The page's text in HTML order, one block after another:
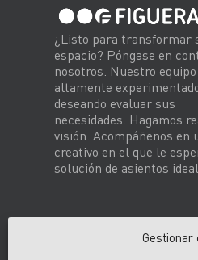
Gestionar
¿Listo para transformar
espacio? Póngase en
nosotros. Nuestro equipo
altamente
deseando evaluar sus
necesidades. Hagamos
visión. Acompáñenos en
creativo en el que le
solución de asientos ideal.